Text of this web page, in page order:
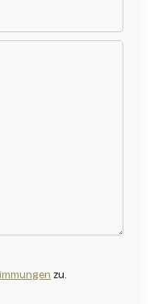
zu.